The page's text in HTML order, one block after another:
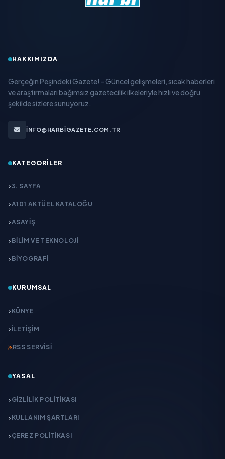
HAKKIMIZDA
Gerçeğin Peşindeki Gazete! - Güncel gelişmeleri, sıcak haberleri
ve araştırmaları bağımsız gazetecilik ilkeleriyle hızlı ve doğru
şekilde sizlere sunuyoruz.
INFO@HARBIGAZETE.COM.TR
KATEGORILER
3. SAYFA
A101 AKTÜEL KATALOĞU
ASAYİŞ
BİLİM VE TEKNOLOJİ
BİYOGRAFİ
KURUMSAL
KÜNYE
İLETIŞIM
RSS SERVISI
YASAL
GIZLILIK POLITIKASI
KULLANIM ŞARTLARI
ÇEREZ POLITIKASI